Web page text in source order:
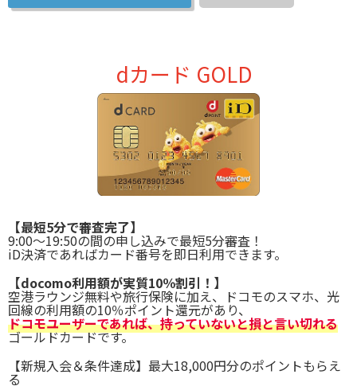
dカード GOLD
【最短5分で審査完了】
9:00～19:50の間の申し込みで最短5分審査！
iD決済であればカード番号を即日利用できます。
【docomo利用額が実質10％割引！】
空港ラウンジ無料や旅行保険に加え、ドコモのスマホ、光
回線の利用額の10％ポイント還元があり、
ドコモユーザーであれば、持っていないと損と言い切れる
ゴールドカードです。
【新規入会＆条件達成】最大18,000円分のポイントもらえ
る